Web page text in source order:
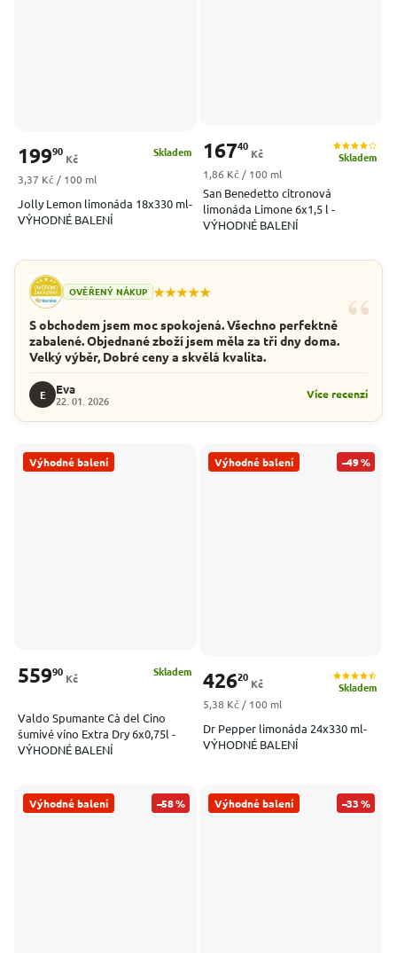
Jolly Lemon limonáda 18x330 ml-
VÝHODNÉ BALENÍ
Skladem
19990
Kč
Měrná cena:
3,37 Kč / 100 ml
San Benedetto citronová
limonáda Limone 6x1,5 l -
VÝHODNÉ BALENÍ
Skladem
16740
Kč
Měrná cena:
1,86 Kč / 100 ml
OVĚŘENÝ NÁKUP ★★★★★ “
S obchodem jsem moc spokojená. Všechno perfektně
zabalené. Objednané zboží jsem měla za tři dny doma.
Velký výběr, Dobré ceny a skvělá kvalita.
E
Eva
22. 01. 2026
Více recenzí
Výhodné balení
Valdo Spumante Cà del Cino
šumivé víno Extra Dry 6x0,75l -
VÝHODNÉ BALENÍ
Skladem
55990
Kč
Výhodné balení –49 %
Dr Pepper limonáda 24x330 ml-
VÝHODNÉ BALENÍ
Skladem
42620
Kč
Měrná cena:
5,38 Kč / 100 ml
Výhodné balení –58 % Výhodné balení –33 %